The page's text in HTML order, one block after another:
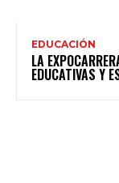
EDUCACIÓN
LA
EDUCATIVAS Y